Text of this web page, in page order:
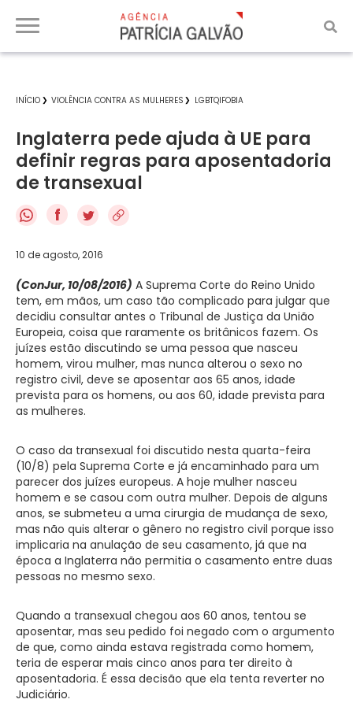
INÍCIO VIOLÊNCIA CONTRA AS MULHERES LGBTQIFOBIA
Inglaterra pede ajuda à UE para
definir regras para aposentadoria
de transexual
f
10 de agosto, 2016
(ConJur, 10/08/2016) A Suprema Corte do Reino Unido
tem, em mãos, um caso tão complicado para julgar que
decidiu consultar antes o Tribunal de Justiça da União
Europeia, coisa que raramente os britânicos fazem. Os
juízes estão discutindo se uma pessoa que nasceu
homem, virou mulher, mas nunca alterou o sexo no
registro civil, deve se aposentar aos 65 anos, idade
prevista para os homens, ou aos 60, idade prevista para
as mulheres.
O caso da transexual foi discutido nesta quarta-feira
(10/8) pela Suprema Corte e já encaminhado para um
parecer dos juízes europeus. A hoje mulher nasceu
homem e se casou com outra mulher. Depois de alguns
anos, se submeteu a uma cirurgia de mudança de sexo,
mas não quis alterar o gênero no registro civil porque isso
implicaria na anulação de seu casamento, já que na
época a Inglaterra não permitia o casamento entre duas
pessoas no mesmo sexo.
Quando a transexual chegou aos 60 anos, tentou se
aposentar, mas seu pedido foi negado com o argumento
de que, como ainda estava registrada como homem,
teria de esperar mais cinco anos para ter direito à
aposentadoria. É essa decisão que ela tenta reverter no
Judiciário.